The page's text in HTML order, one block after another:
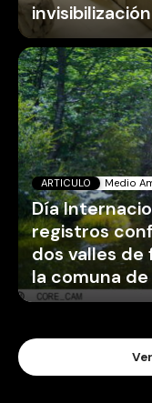
Día
registros
dos valles
la comuna